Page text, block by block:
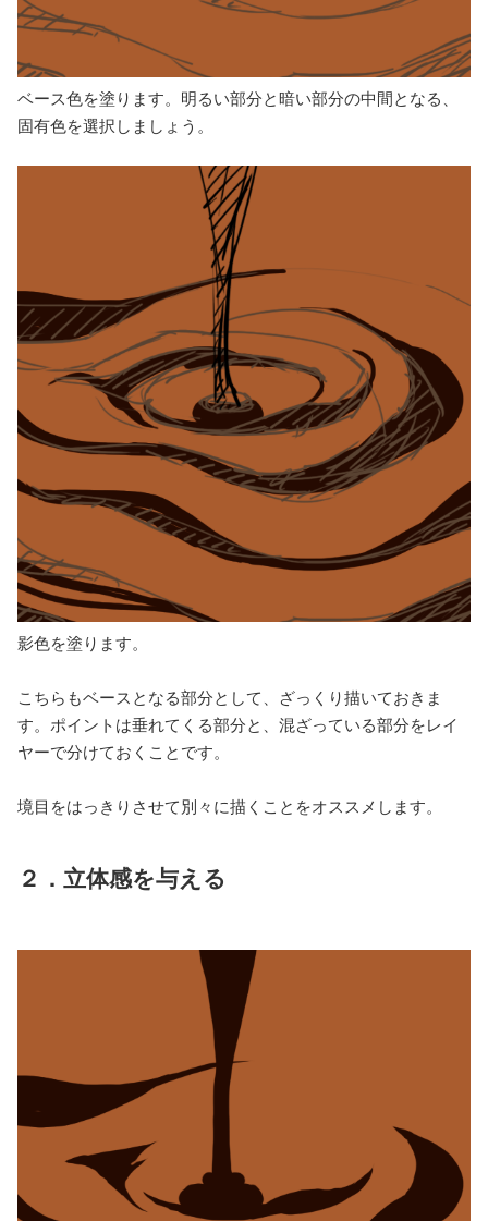
ベース色を塗ります。明るい部分と暗い部分の中間となる、
固有色を選択しましょう。
影色を塗ります。
こちらもベースとなる部分として、ざっくり描いておきま
す。ポイントは垂れてくる部分と、混ざっている部分をレイ
ヤーで分けておくことです。
境目をはっきりさせて別々に描くことをオススメします。
２．立体感を与える